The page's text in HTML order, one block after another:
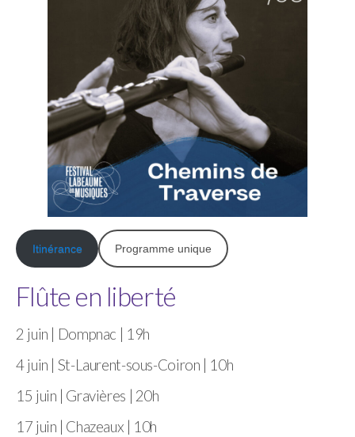
Itinérance Programme unique
Flûte en liberté
2 juin | Dompnac | 19h
4 juin | St-Laurent-sous-Coiron | 10h
15 juin | Gravières | 20h
17 juin | Chazeaux | 10h